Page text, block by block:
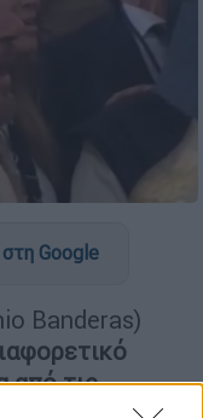
Google
Banderas)
από τις